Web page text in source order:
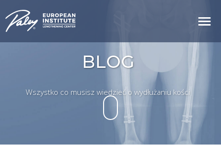
BLOG
Wszystko co musisz wiedzieć o wydłużaniu kości